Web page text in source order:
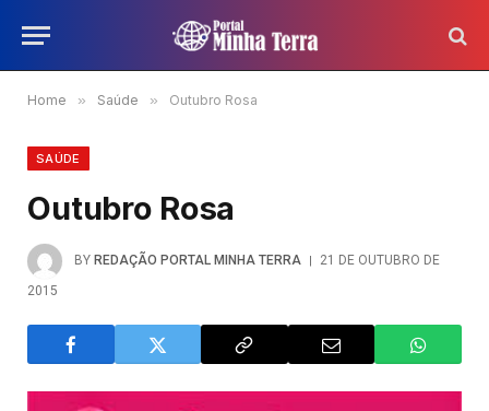
Home » Saúde » Outubro Rosa
SAÚDE
Outubro Rosa
BY REDAÇÃO PORTAL MINHA TERRA
21 DE OUTUBRO DE
2015